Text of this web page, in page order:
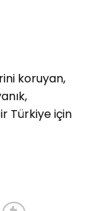
koruyan,
Türkiye için